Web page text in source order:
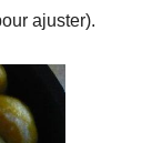
ajuster).